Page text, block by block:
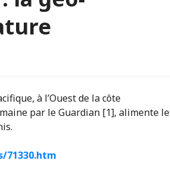
à l’Ouest de la côte
par le Guardian [1], alimente le
71330.htm